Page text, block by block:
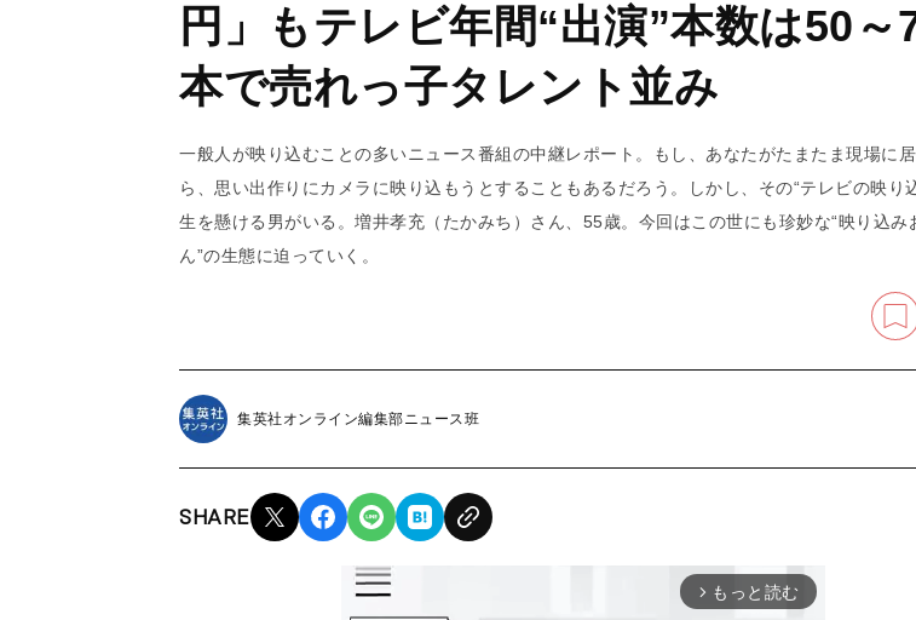
円」もテレビ年間“出演”本数は50～
本で売れっ子タレント並み
一般人が映り込むことの多いニュース番組の中継レポート。もし、あなたがたまたま現場に
ら、思い出作りにカメラに映り込もうとすることもあるだろう。しかし、その“テレビの映り
生を懸ける男がいる。増井孝充（たかみち）さん、55歳。今回はこの世にも珍妙な“映り込み
ん”の生態に迫っていく。
集英社オンライン編集部ニュース班
SHARE
arrow_forward_ios もっと読む